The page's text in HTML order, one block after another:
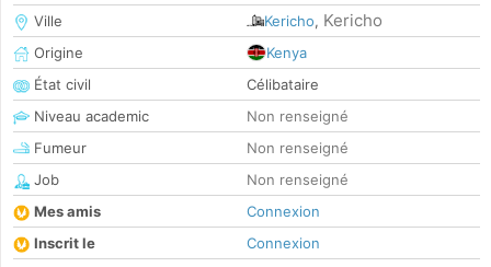
Ville
Kericho, Kericho
Origine
Kenya
État civil
Célibataire
Niveau academic
Non renseigné
Fumeur
Non renseigné
Job
Non renseigné
Mes amis
Connexion
Inscrit le
Connexion